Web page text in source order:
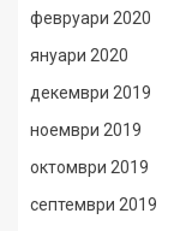
февруари 2020
януари 2020
декември 2019
ноември 2019
октомври 2019
септември 2019